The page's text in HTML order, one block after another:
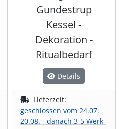
Gundestrup
Kessel -
Dekoration -
Ritualbedarf
Details
Lieferzeit:
geschlossen vom 24.07.
20.08. - danach 3-5 Werk-